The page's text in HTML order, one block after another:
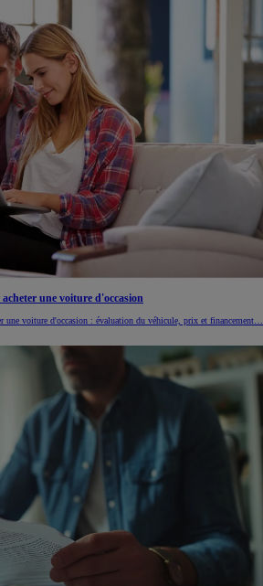
une voiture d'occasion
une voiture d'occasion : évaluation du véhicule, prix et financement…